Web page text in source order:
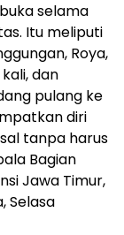
selama
Itu meliputi
Roya,
dan
pulang ke
diri
tanpa harus
Bagian
Jawa Timur,
Selasa